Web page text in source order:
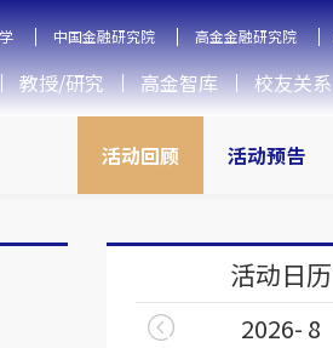
中国金融研究院 高金金融研究院
教授/研究 高金智库 校友关系
活动回顾 活动预告
活动日历
2026- 8